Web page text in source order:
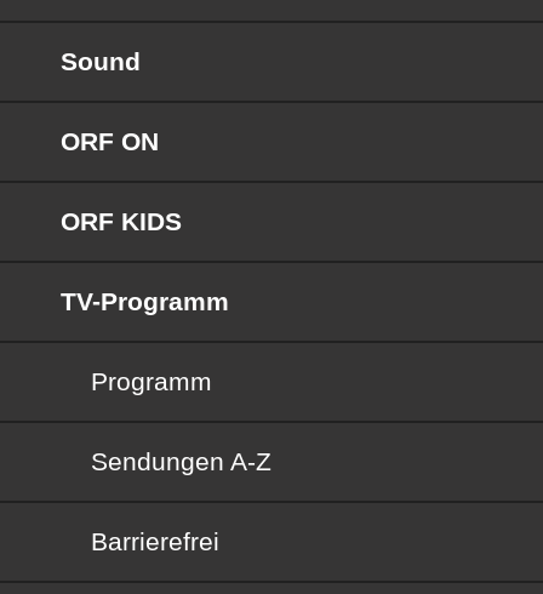
Sound
ORF ON
ORF KIDS
TV-Programm
Programm
Sendungen von A bis Z
Sendungen A-Z
Barrierefrei
Barrierefrei